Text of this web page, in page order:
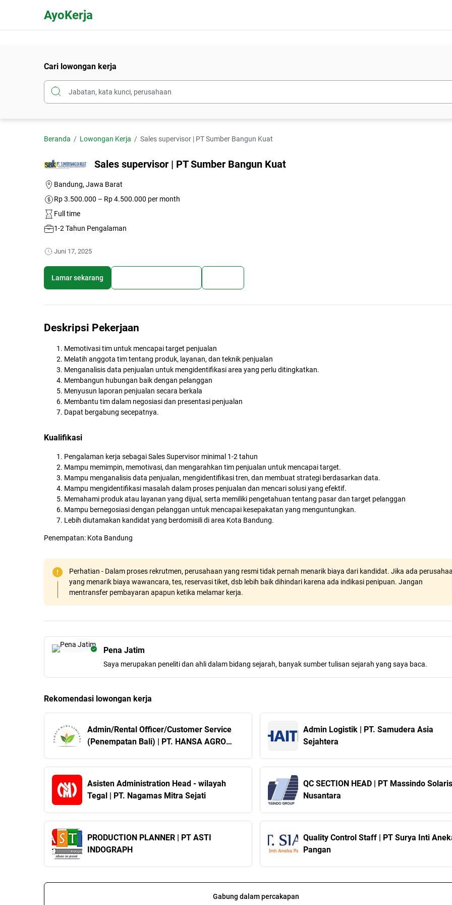
AyoKerja
Cari lowongan kerja
Beranda Lowongan Kerja Sales supervisor | PT Sumber Bangun Kuat
Sales supervisor | PT Sumber Bangun Kuat
Bandung, Jawa Barat
Rp 3.500.000 – Rp 4.500.000 per month
Full time
1-2 Tahun Pengalaman
Juni 17, 2025
Lamar sekarang
Deskripsi Pekerjaan
Memotivasi tim untuk mencapai target penjualan
Melatih anggota tim tentang produk, layanan, dan teknik penjualan
Menganalisis data penjualan untuk mengidentifikasi area yang perlu ditingkatkan.
Membangun hubungan baik dengan pelanggan
Menyusun laporan penjualan secara berkala
Membantu tim dalam negosiasi dan presentasi penjualan
Dapat bergabung secepatnya.
Kualifikasi
Pengalaman kerja sebagai Sales Supervisor minimal 1-2 tahun
Mampu memimpin, memotivasi, dan mengarahkan tim penjualan untuk mencapai target.
Mampu menganalisis data penjualan, mengidentifikasi tren, dan membuat strategi berdasarkan data.
Mampu mengidentifikasi masalah dalam proses penjualan dan mencari solusi yang efektif.
Memahami produk atau layanan yang dijual, serta memiliki pengetahuan tentang pasar dan target pelanggan
Mampu bernegosiasi dengan pelanggan untuk mencapai kesepakatan yang menguntungkan.
Lebih diutamakan kandidat yang berdomisili di area Kota Bandung.
Penempatan: Kota Bandung
Perhatian - Dalam proses rekrutmen, perusahaan yang resmi tidak pernah menarik biaya dari kandidat. Jika ada
yang menarik biaya wawancara, tes, reservasi tiket, dsb lebih baik dihindari karena ada indikasi penipuan. Jangan
mentransfer pembayaran apapun ketika melamar kerja.
Pena Jatim
Saya merupakan peneliti dan ahli dalam bidang sejarah, banyak sumber tulisan sejarah yang saya baca.
Rekomendasi lowongan kerja
Admin/Rental Officer/Customer Service
(Penempatan Bali) | PT. HANSA AGRO
Admin Logistik | PT. Samudera Asia
Sejahtera
Asisten Administration Head - wilayah
Tegal | PT. Nagamas Mitra Sejati
QC SECTION HEAD | PT Massindo Solaris
Nusantara
PRODUCTION PLANNER | PT ASTI
INDOGRAPH
Quality Control Staff | PT Surya Inti
Pangan
Gabung dalam percakapan